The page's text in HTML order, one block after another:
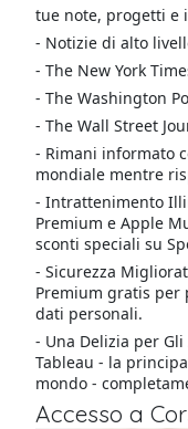
tue note, progetti e
- Notizie di alto
- The New York
- The Washington
- The Wall Street
- Rimani informato
mondiale mentre
- Intrattenimento
Premium e Apple
sconti speciali su
- Sicurezza
Premium gratis per
dati personali.
- Una Delizia per
Tableau - la
mondo -
Accesso a